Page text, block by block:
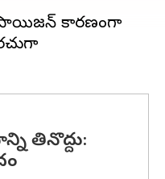
పాయిజన్ కారణంగా
తినొద్దు: